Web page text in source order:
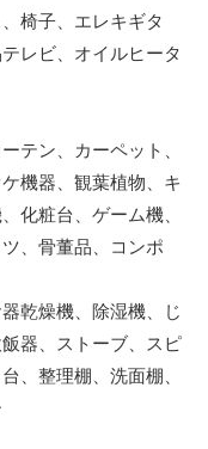
椅子、エレキギタ
レビ、オイルヒータ
テン、カーペット、
機器、観葉植物、キ
化粧台、ゲーム機、
、骨董品、コンポ
乾燥機、除湿機、じ
器、ストーブ、スピ
、整理棚、洗面棚、